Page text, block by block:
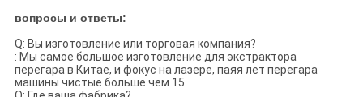
вопросы и ответы:
Q: Вы изготовление или торговая компания?
: Мы самое большое изготовление для экстрактора
перегара в Китае, и фокус на лазере, паяя лет перегара
машины чистые больше чем 15.